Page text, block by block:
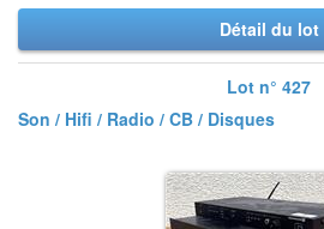
Détail du lot
Lot n° 427
Son / Hifi / Radio / CB / Disques